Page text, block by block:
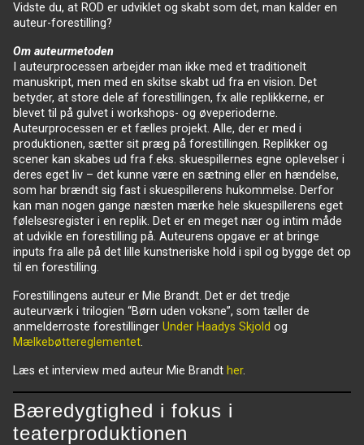
Vidste du, at ROD er udviklet og skabt som det, man kalder en
auteur-forestilling?
Om auteurmetoden
I auteurprocessen arbejder man ikke med et traditionelt
manuskript, men med en skitse skabt ud fra en vision. Det
betyder, at store dele af forestillingen, fx alle replikkerne, er
blevet til på gulvet i workshops- og øveperioderne.
Auteurprocessen er et fælles projekt. Alle, der er med i
produktionen, sætter sit præg på forestillingen. Replikker og
scener kan skabes ud fra f.eks. skuespillernes egne oplevelser i
deres eget liv – det kunne være en sætning eller en hændelse,
som har brændt sig fast i skuespillerens hukommelse. Derfor
kan man nogen gange næsten mærke hele skuespillerens eget
følelsesregister i en replik. Det er en meget nær og intim måde
at udvikle en forestilling på. Auteurens opgave er at bringe
inputs fra alle på det lille kunstneriske hold i spil og bygge det op
til en forestilling.
Forestillingens auteur er Mie Brandt. Det er det tredje
auteurværk i trilogien “Børn uden voksne”, som tæller de
anmelderroste forestillinger Under Haadys Skjold og
Mælkebøttereglementet.
Læs et interview med auteur Mie Brandt her.
Bæredygtighed i fokus i
teaterproduktionen